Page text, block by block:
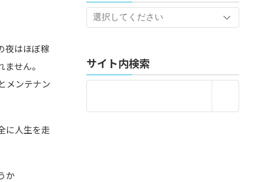
夜はほぼ稼
せん。
メンテナン
に人生を走
か
サイト内検索